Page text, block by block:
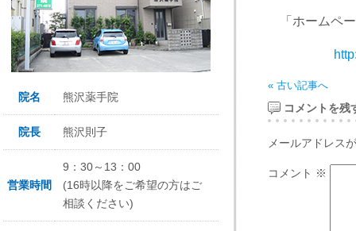
「ホームペー
« 古い記事へ
コメントを残
メールアドレス
コメント ※
院名 熊沢薬手院
院長 熊沢則子
営業時間
9：30～13：00
(16時以降をご希望の方はご
相談ください)